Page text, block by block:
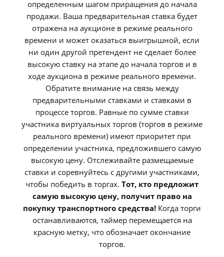
определенным шагом приращения до начала
продажи. Ваша предварительная ставка будет
отражена на аукционе в режиме реального
времени и может оказаться выигрышной, если
ни один другой претендент не сделает более
высокую ставку на этапе до начала торгов и в
ходе аукциона в режиме реального времени.
Обратите внимание на связь между
предварительными ставками и ставками в
процессе торгов. Равные по сумме ставки
участника виртуальных торгов (торгов в режиме
реального времени) имеют приоритет при
определении участника, предложившего самую
высокую цену. Отслеживайте размещаемые
ставки и соревнуйтесь с другими участниками,
чтобы победить в торгах.Тот, кто предложит
самую высокую цену, получит право на
покупку транспортного средства! Когда торги
останавливаются, таймер перемещается на
красную метку, что обозначает окончание
торгов.